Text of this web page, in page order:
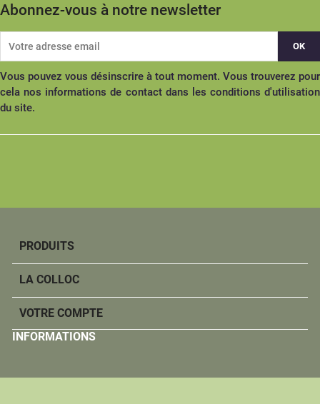
Abonnez-vous à notre newsletter
Vous pouvez vous désinscrire à tout moment. Vous trouverez pour
cela nos informations de contact dans les conditions d'utilisation
du site.
PRODUITS
LA COLLOC
VOTRE COMPTE
INFORMATIONS